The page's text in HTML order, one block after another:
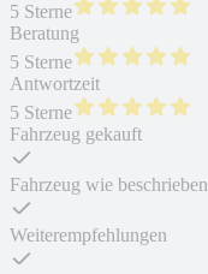
5 Sterne
Beratung
5 Sterne
Antwortzeit
5 Sterne
Fahrzeug gekauft
Fahrzeug wie beschrieben
Weiterempfehlungen